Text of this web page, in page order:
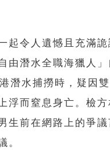
起令人遺憾且充滿
由潛水全職海獵人
潛水捕撈時，疑因
浮而窒息身亡。檢
生前在網路上的爭
。